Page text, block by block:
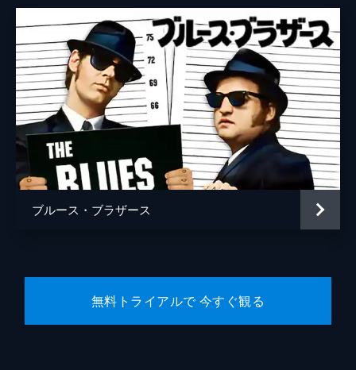
スティーヴ・ローレンス
監督 ジョン・ランディス
脚本 ダン・エイクロイド
ジョン・ランディス
音楽 ポール・シェイファー
製作 ジョン・ランディス
ブルース・ブラザース
無料トライアルで 今すぐ観る